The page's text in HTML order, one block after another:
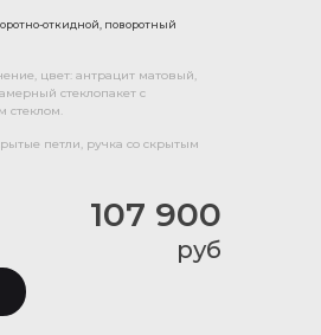
откидной, поворотный
цвет: антрацит матовый,
стеклопакет с
стеклом.
петли, ручка со скрытым
107 900
руб